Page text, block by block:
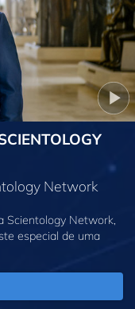
Network
Scientology Network,
especial de uma